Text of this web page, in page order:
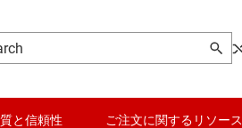
と信頼性 ご注文に関するリソース